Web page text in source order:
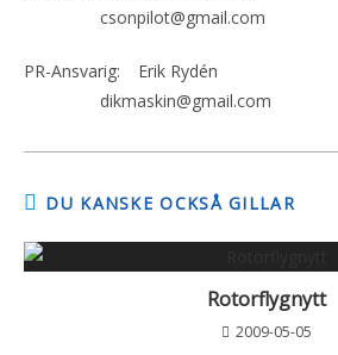
csonpilot@gmail.com
PR-Ansvarig: Erik Rydén
dikmaskin@gmail.com
DU KANSKE OCKSÅ GILLAR
Rotorflygnytt
2009-05-05